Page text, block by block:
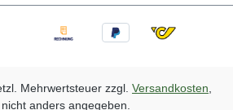
Mehrwertsteuer zzgl. Versandkosten
anders angegeben.